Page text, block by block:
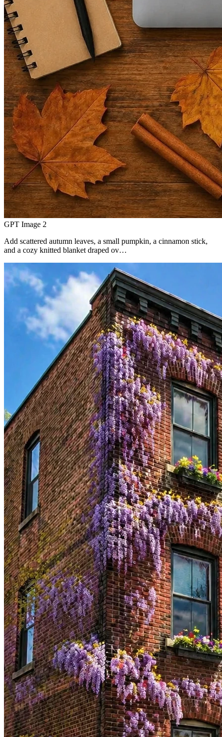
GPT Image 2
Add scattered autumn leaves, a small pumpkin, a cinnamon stick,
and a cozy knitted blanket draped ov…